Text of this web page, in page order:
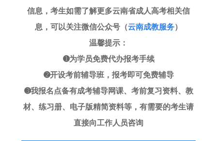
信息，考生如需了解更多云南省成人高考相关信
息，可以关注微信公众号（云南成教服务）
温馨提示：
➊为学员免费代办报考手续
➋开设考前辅导班，报考即可免费辅导
➌我报名点备有成考辅导网课、考前复习资料、教
材、练习册、电子版精简资料等，有需要的考生请
直接向工作人员咨询